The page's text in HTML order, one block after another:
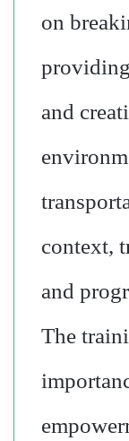
on
and
context,
and
The